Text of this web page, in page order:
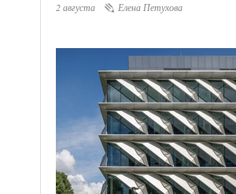
2 августа Елена Петухова